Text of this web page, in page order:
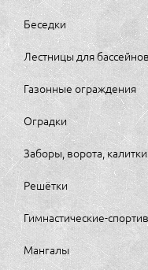
Беседки
Лестницы для
Газонные ограждения
Оградки
Заборы, ворота, калитки
Решётки
Гимнастические-
Мангалы